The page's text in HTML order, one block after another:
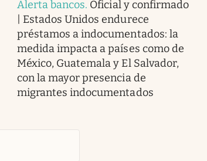
Alerta bancos. Oficial y confirmado
| Estados Unidos endurece
préstamos a indocumentados: la
medida impacta a países como de
México, Guatemala y El Salvador,
con la mayor presencia de
migrantes indocumentados